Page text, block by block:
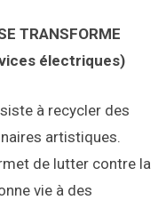
TRANSFORME
électriques)
à recycler des
artistiques.
de lutter contre la
vie à des